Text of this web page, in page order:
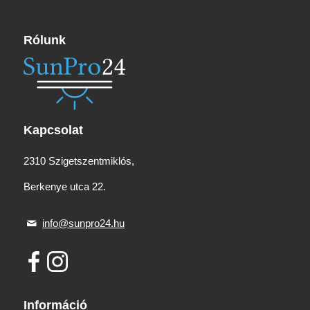
Rólunk
Kapcsolat
2310 Szigetszentmiklós,
Berkenye utca 22.
info@sunpro24.hu
Információ